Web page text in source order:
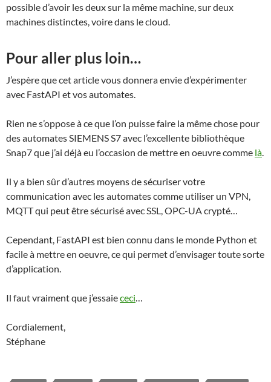
possible d’avoir les deux sur la même machine, sur deux
machines distinctes, voire dans le cloud.
Pour aller plus loin…
J’espère que cet article vous donnera envie d’expérimenter
avec FastAPI et vos automates.
Rien ne s’oppose à ce que l’on puisse faire la même chose pour
des automates SIEMENS S7 avec l’excellente bibliothèque
Snap7 que j’ai déjà eu l’occasion de mettre en oeuvre comme là
Il y a bien sûr d’autres moyens de sécuriser votre
communication avec les automates comme utiliser un VPN,
MQTT qui peut être sécurisé avec SSL, OPC-UA crypté…
Cependant, FastAPI est bien connu dans le monde Python et
facile à mettre en oeuvre, ce qui permet d’envisager toute sorte
d’application.
Il faut vraiment que j’essaiececi
Cordialement,
Stéphane